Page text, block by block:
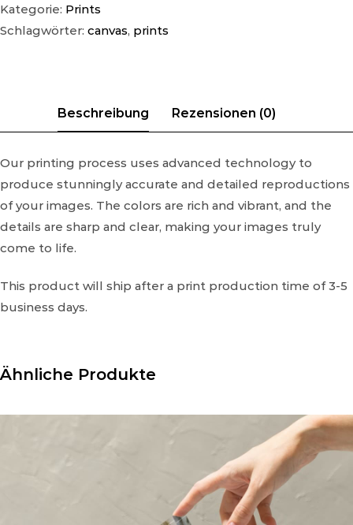
e
:
Kategorie: Prints
Schlagwörter: canvas, prints
Our printing process uses advanced technology to
produce stunningly accurate and detailed reproductions
of your images. The colors are rich and vibrant, and the
details are sharp and clear, making your images truly
come to life.
This product will ship after a print production time of 3-5
business days.
Ähnliche Produkte